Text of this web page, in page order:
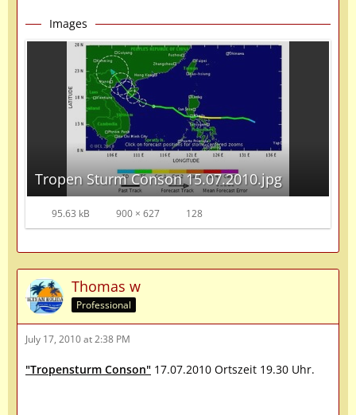
Images
Tropen Sturm Conson 15.07.2010.jpg
95.63 kB 900 × 627 128
Thomas w
Professional
July 17, 2010 at 2:38 PM
"Tropensturm Conson" 17.07.2010 Ortszeit 19.30 Uhr.